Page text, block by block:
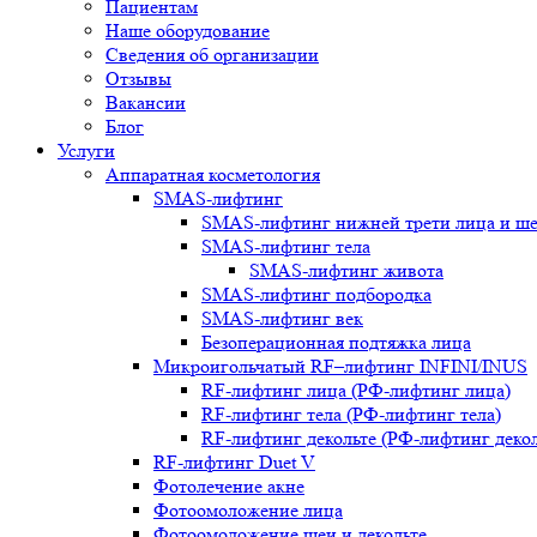
Пациентам
Наше оборудование
Сведения об организации
Отзывы
Вакансии
Блог
Услуги
Аппаратная косметология
SMAS-лифтинг
SMAS-лифтинг нижней трети лица и
SMAS-лифтинг тела
SMAS-лифтинг живота
SMAS-лифтинг подбородка
SMAS-лифтинг век
Безоперационная подтяжка лица
Микроигольчатый RF–лифтинг INFINI/INUS
RF-лифтинг лица (РФ-лифтинг лица)
RF-лифтинг тела (РФ-лифтинг тела)
RF-лифтинг декольте (РФ-лифтинг
RF-лифтинг Duet V
Фотолечение акне
Фотоомоложение лица